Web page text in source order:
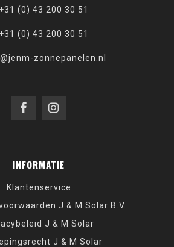
+31 (0) 43 200 30 51
+31 (0) 43 200 30 51
zonnepanelen.nl
INFORMATIE
Klantenservice
J & M Solar B.V.
J & M Solar
J & M Solar